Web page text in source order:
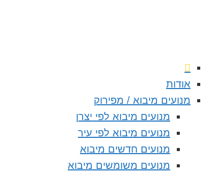
אודות
מנועים מיבוא / מפירוק
מנועים מיבוא לפי יצרן
מנועים מיבוא לפי עיר
מנועים חדשים מיבוא
מנועים משומשים מיבוא